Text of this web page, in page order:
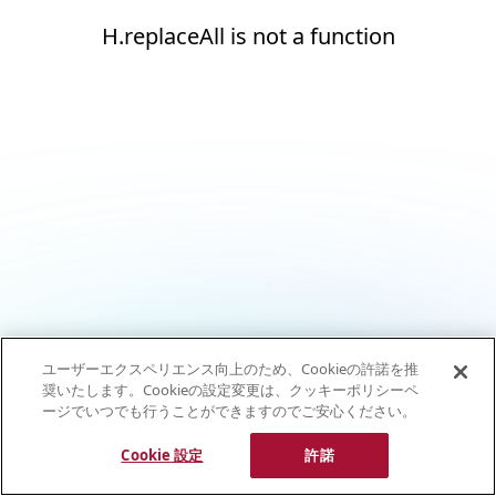
H.replaceAll is not a function
ユーザーエクスペリエンス向上のため、Cookieの許諾を推
奨いたします。Cookieの設定変更は、クッキーポリシーペ
ージでいつでも行うことができますのでご安心ください。
Cookie 設定 許諾